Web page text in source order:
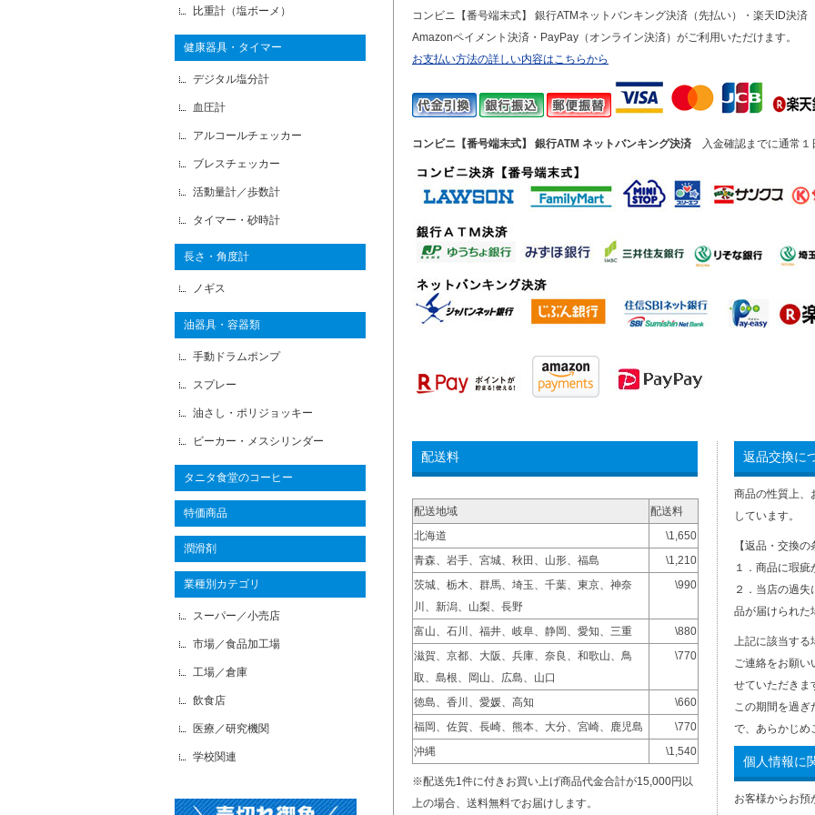
コンビニ【番号端末式】 銀行ATMネットバンキング決済（先払い）・楽天ID決済
Amazonペイメント決済・PayPay（オンライン決済）がご利用いただけます。
お支払い方法の詳しい内容はこちらから
コンビニ【番号端末式】 銀行ATM ネットバンキング決済 入金確認までに通常１
配送料
配送地域
配送料
北海道
\1,650
青森、岩手、宮城、秋田、山形、福島
\1,210
茨城、栃木、群馬、埼玉、千葉、東京、神奈
川、新潟、山梨、長野
\990
富山、石川、福井、岐阜、静岡、愛知、三重
\880
滋賀、京都、大阪、兵庫、奈良、和歌山、鳥
取、島根、岡山、広島、山口
\770
徳島、香川、愛媛、高知
\660
福岡、佐賀、長崎、熊本、大分、宮崎、鹿児島
\770
沖縄
\1,540
※配送先1件に付きお買い上げ商品代金合計が15,000円以
上の場合、送料無料でお届けします。
返品交換に
商品の性質上、
しています。
【返品・交換の
１．商品に瑕疵
２．当店の過
品が届けられた
上記に該当する
ご連絡をお願い
せていただきま
この期間を過ぎ
で、あらかじめ
個人情報に
お客様からお預
比重計（塩ボーメ）
健康器具・タイマー
デジタル塩分計
血圧計
アルコールチェッカー
ブレスチェッカー
活動量計／歩数計
タイマー・砂時計
長さ・角度計
ノギス
油器具・容器類
手動ドラムポンプ
スプレー
油さし・ポリジョッキー
ビーカー・メスシリンダー
タニタ食堂のコーヒー
特価商品
潤滑剤
業種別カテゴリ
スーパー／小売店
市場／食品加工場
工場／倉庫
飲食店
医療／研究機関
学校関連